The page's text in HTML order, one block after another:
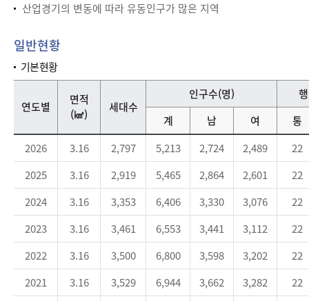
산업경기의 변동에 따라 유동인구가 많은 지역
일반현황
기본현황
연도별
면적
(㎢)
세대수
인구수(명)
계
남 여
통
2026
3.16 2,797 5,213 2,724 2,489
22
2025
3.16 2,919 5,465 2,864 2,601
22
2024
3.16 3,353 6,406 3,330 3,076
22
2023
3.16 3,461 6,553 3,441 3,112
22
2022
3.16 3,500 6,800 3,598 3,202
22
2021
3.16 3,529 6,944 3,662 3,282
22